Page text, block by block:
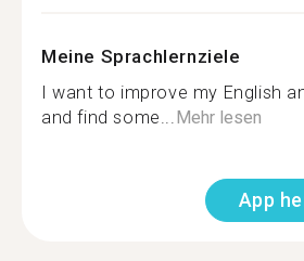
Meine Sprachlernziele
I want to improve my English
and find some... Mehr lesen
App